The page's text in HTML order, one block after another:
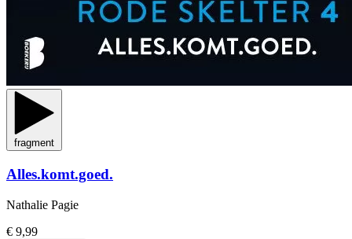
fragment
Alles.komt.goed.
Nathalie Pagie
€ 9,99